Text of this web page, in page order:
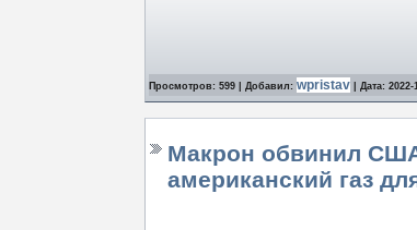
Просмотров: 599 | Добавил: wpristav | Дата: 2022-
Макрон обвинил
американский газ